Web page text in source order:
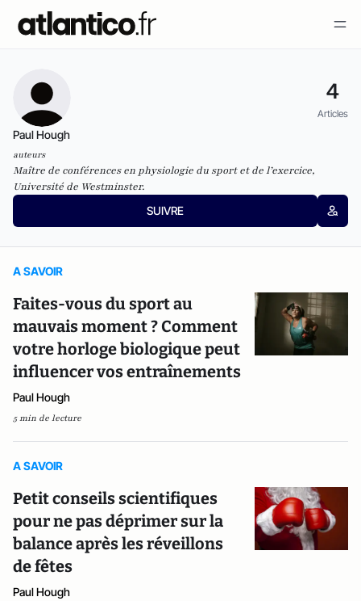
4
Articles
Paul Hough
auteurs
Maître de conférences en physiologie du sport et de l’exercice,
Université de Westminster.
SUIVRE
A SAVOIR
Faites-vous du sport au
mauvais moment ? Comment
votre horloge biologique peut
influencer vos entraînements
Paul Hough
5 min de lecture
A SAVOIR
Petit conseils scientifiques
pour ne pas déprimer sur la
balance après les réveillons
de fêtes
Paul Hough